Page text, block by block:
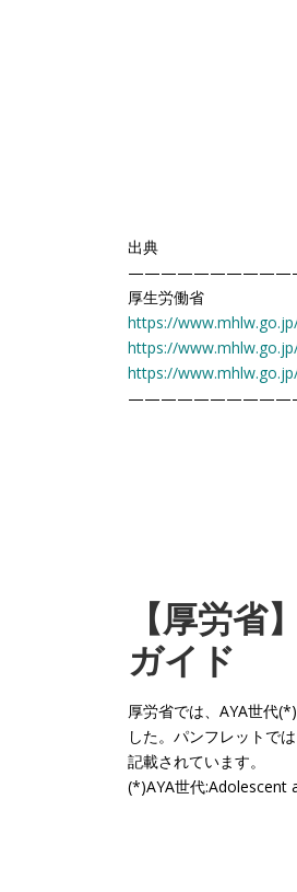
出典
厚生労働省
https://
https://
https://
【厚労省
ガイド
厚労省では、AYA世代
した。パンフレットで
記載されています。
(*)AYA世代:Adolescent